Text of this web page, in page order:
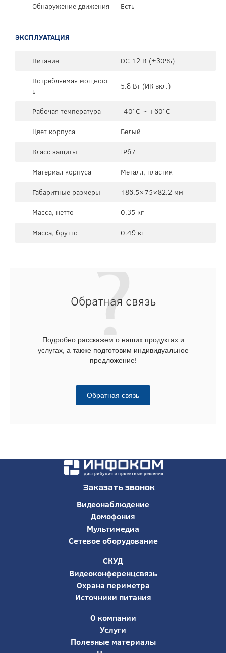
Обнаружение движения
Есть
ЭКСПЛУАТАЦИЯ
Питание
DC 12 В (±30%)
Потребляемая мощност
ь
5.8 Вт (ИК вкл.)
Рабочая температура
-40°C ~ +60°C
Цвет корпуса
Белый
Класс защиты
IP67
Материал корпуса
Металл, пластик
Габаритные размеры
186.5×75×82.2 мм
Масса, нетто
0.35 кг
Масса, брутто
0.49 кг
Обратная связь
Подробно расскажем о наших продуктах и
услугах, а также подготовим индивидуальное
предложение!
Обратная связь
Заказать звонок
Видеонаблюдение
Домофония
Мультимедиа
Сетевое оборудование
СКУД
Видеоконференцсвязь
Охрана периметра
Источники питания
О компании
Услуги
Полезные материалы